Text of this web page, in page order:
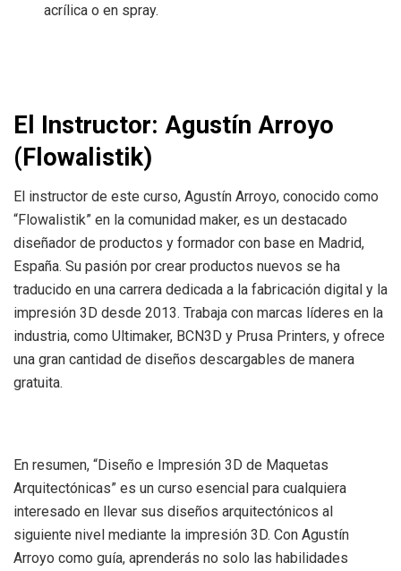
acrílica o en spray.
El Instructor: Agustín Arroyo
(Flowalistik)
El instructor de este curso, Agustín Arroyo, conocido como
“Flowalistik” en la comunidad maker, es un destacado
diseñador de productos y formador con base en Madrid,
España. Su pasión por crear productos nuevos se ha
traducido en una carrera dedicada a la fabricación digital y la
impresión 3D desde 2013. Trabaja con marcas líderes en la
industria, como Ultimaker, BCN3D y Prusa Printers, y ofrece
una gran cantidad de diseños descargables de manera
gratuita.
En resumen, “Diseño e Impresión 3D de Maquetas
Arquitectónicas” es un curso esencial para cualquiera
interesado en llevar sus diseños arquitectónicos al
siguiente nivel mediante la impresión 3D. Con Agustín
Arroyo como guía, aprenderás no solo las habilidades